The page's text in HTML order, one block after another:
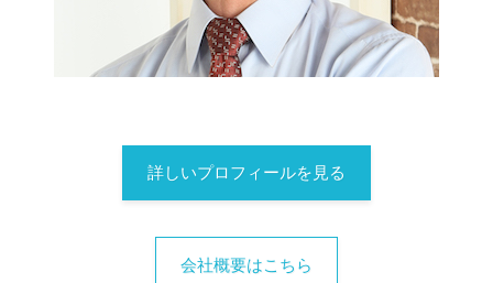
詳しいプロフィールを見る
会社概要はこちら